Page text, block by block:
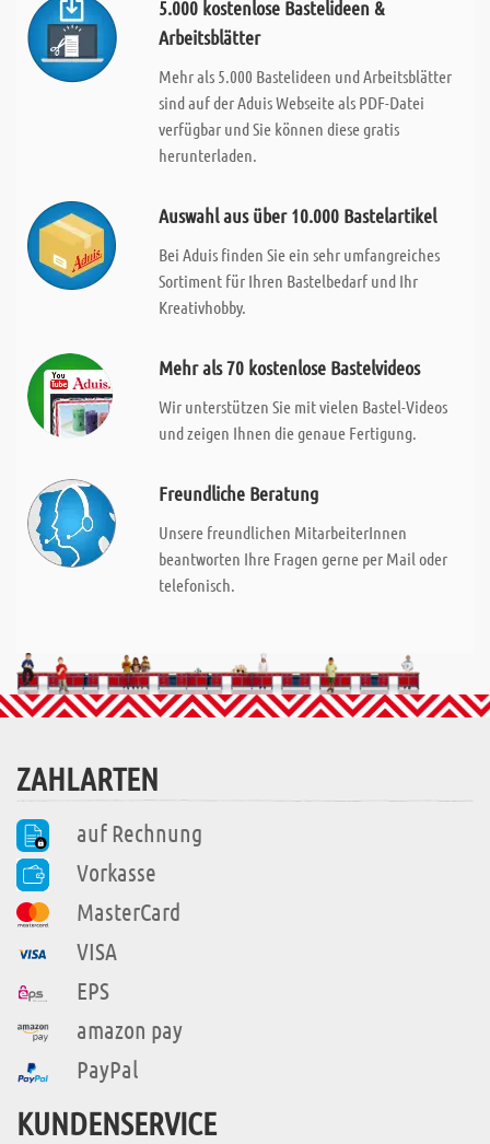
5.000 kostenlose Bastelideen &
Arbeitsblätter
Mehr als 5.000 Bastelideen und Arbeitsblätter
sind auf der Aduis Webseite als PDF-Datei
verfügbar und Sie können diese gratis
herunterladen.
Auswahl aus über 10.000 Bastelartikel
Bei Aduis finden Sie ein sehr umfangreiches
Sortiment für Ihren Bastelbedarf und Ihr
Kreativhobby.
Mehr als 70 kostenlose Bastelvideos
Wir unterstützen Sie mit vielen Bastel-Videos
und zeigen Ihnen die genaue Fertigung.
Freundliche Beratung
Unsere freundlichen MitarbeiterInnen
beantworten Ihre Fragen gerne per Mail oder
telefonisch.
ZAHLARTEN
auf Rechnung
Vorkasse
MasterCard
VISA
EPS
amazon pay
PayPal
KUNDENSERVICE